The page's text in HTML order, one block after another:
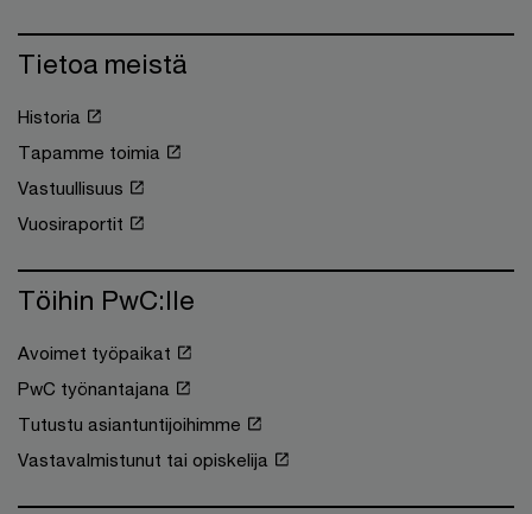
Tietoa meistä
Historia
Tapamme toimia
Vastuullisuus
Vuosiraportit
Töihin PwC:lle
Avoimet työpaikat
PwC työnantajana
Tutustu asiantuntijoihimme
Vastavalmistunut tai opiskelija